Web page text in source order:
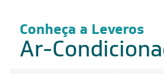
Conheça a Leveros
Ar-